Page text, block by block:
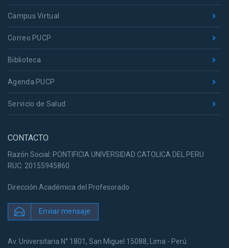
Campus Virtual
Correo PUCP
Biblioteca
Agenda PUCP
Servicio de Salud
CONTACTO
Razón Social: PONTIFICIA UNIVERSIDAD CATOLICA DEL PERU
RUC: 20155945860
Dirección Académica del Profesorado
Enviar mensaje
Av. Universitaria N° 1801, San Miguel 15088, Lima - Perú